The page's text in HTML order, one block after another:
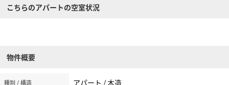
こちらのアパートの空室状況
物件概要
種別 / 構造 アパート / 木造